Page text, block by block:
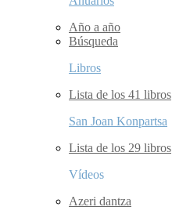
Año a año
Búsqueda
Libros
Lista de los 41 libros
San Joan Konpartsa
Lista de los 29 libros
Vídeos
Azeri dantza